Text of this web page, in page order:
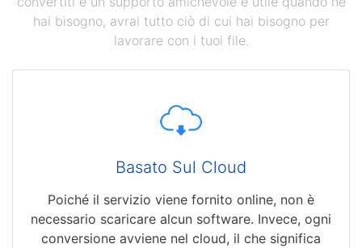
hai bisogno, avrai tutto ciò di cui hai bisogno per
lavorare con i tuoi file.
Basato Sul Cloud
Poiché il servizio viene fornito online, non è
necessario scaricare alcun software. Invece, ogni
conversione avviene nel cloud, il che significa